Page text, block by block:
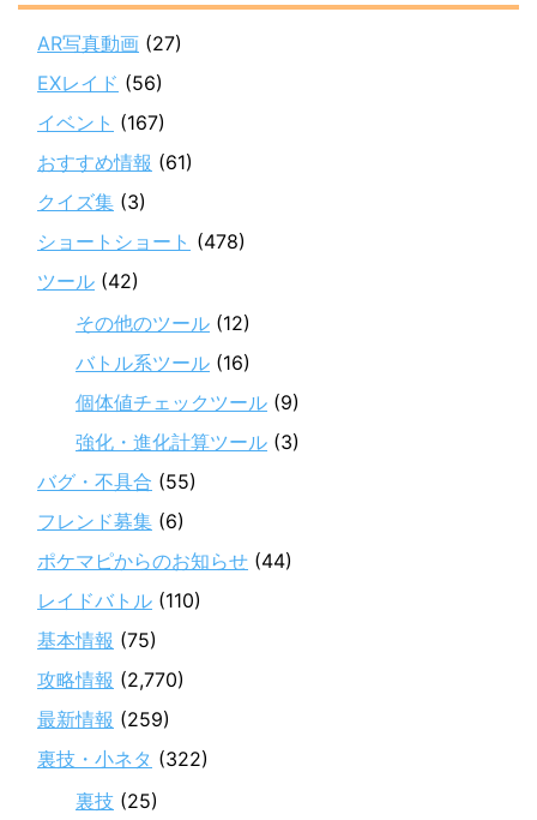
AR写真動画 (27)
EXレイド (56)
イベント (167)
おすすめ情報 (61)
クイズ集 (3)
ショートショート (478)
ツール (42)
その他のツール (12)
バトル系ツール (16)
個体値チェックツール (9)
強化・進化計算ツール (3)
バグ・不具合 (55)
フレンド募集 (6)
ポケマピからのお知らせ (44)
レイドバトル (110)
基本情報 (75)
攻略情報 (2,770)
最新情報 (259)
裏技・小ネタ (322)
裏技 (25)